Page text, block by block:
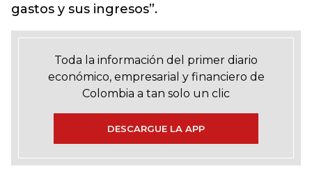
gastos y sus ingresos”.
Toda la información del primer diario
económico, empresarial y financiero de
Colombia a tan solo un clic
DESCARGUE LA APP